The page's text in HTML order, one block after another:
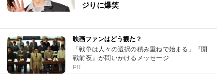
ジりに爆笑
映画ファンはどう観た？
「戦争は人々の選択の積み重ねで始まる」『開
戦前夜』が問いかけるメッセージ
PR